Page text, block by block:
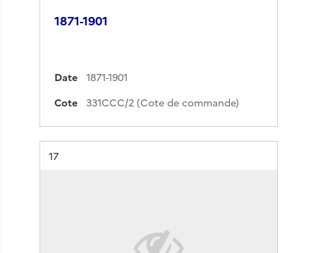
1871-1901
Date
1871-1901
Cote
331CCC/2 (Cote de commande)
Résultat n°
17